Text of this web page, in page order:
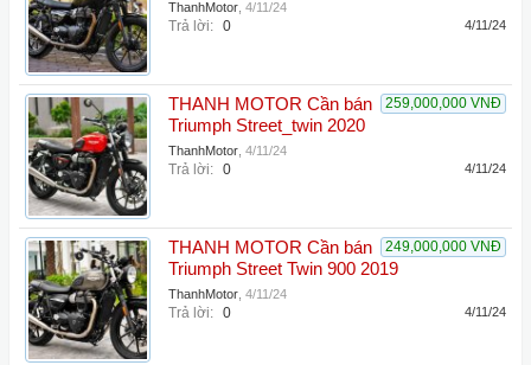
ThanhMotor 4/11/24
Trả lời: 0 4/11/24
259,000,000 VNĐ
THANH MOTOR Cần bán
Triumph Street_twin 2020
ThanhMotor 4/11/24
Trả lời: 0 4/11/24
249,000,000 VNĐ
THANH MOTOR Cần bán
Triumph Street Twin 900 2019
ThanhMotor 4/11/24
Trả lời: 0 4/11/24